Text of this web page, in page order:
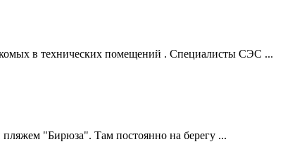
в технических помещений . Специалисты СЭС ...
"Бирюза". Там постоянно на берегу ...